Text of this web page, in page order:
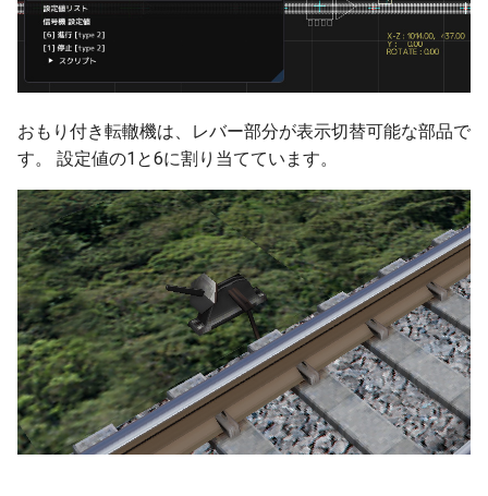
おもり付き転轍機は、レバー部分が表示切替可能な部品で
す。 設定値の1と6に割り当てています。